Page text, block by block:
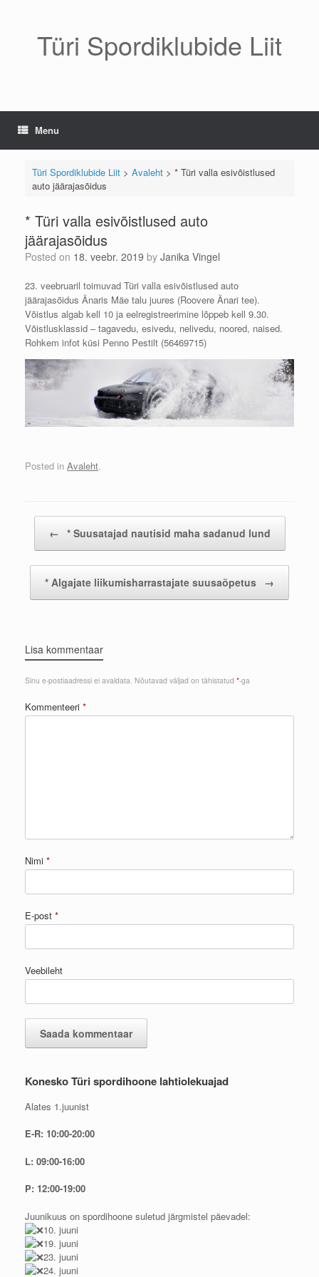
Türi Spordiklubide Liit
Menu
Türi Spordiklubide Liit> Avaleht> * Türi valla esivõistlused
auto jäärajasõidus
* Türi valla esivõistlused auto
jäärajasõidus
Posted on 18. veebr. 2019 by Janika Vingel
23. veebruaril toimuvad Türi valla esivõistlused auto
jäärajasõidus Änaris Mäe talu juures (Roovere Änari tee).
Võistlus algab kell 10 ja eelregistreerimine lõppeb kell 9.30.
Võistlusklassid – tagavedu, esivedu, nelivedu, noored, naised.
Rohkem infot küsi Penno Pestilt (56469715)
Posted in Avaleht.
← * Suusatajad nautisid maha sadanud lund
* Algajate liikumisharrastajate suusaõpetus →
Lisa kommentaar
Sinu e-postiaadressi ei avaldata. Nõutavad väljad on tähistatud *-ga
Kommenteeri *
Nimi *
E-post *
Veebileht
Konesko Türi spordihoone lahtiolekuajad
Alates 1.juunist
E-R: 10:00-20:00
L: 09:00-16:00
P: 12:00-19:00
Juunikuus on spordihoone suletud järgmistel päevadel:
10. juuni
19. juuni
23. juuni
24. juuni